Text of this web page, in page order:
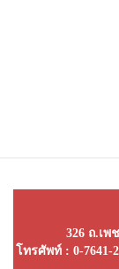
326 ถ.เพ
โทรศัพท์ : 0-7641-